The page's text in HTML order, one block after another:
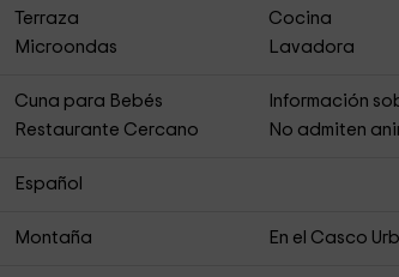
Terraza
Cocina
Microondas
Lavadora
Cuna para Bebés Información
Restaurante Cercano
No admiten
Español
Montaña En el Casco